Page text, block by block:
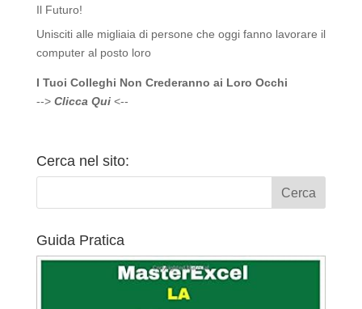
Il Futuro!
Unisciti alle migliaia di persone che oggi fanno lavorare il
computer al posto loro
I Tuoi Colleghi Non Crederanno ai Loro Occhi
--> Clicca Qui<--
Cerca nel sito:
Guida Pratica